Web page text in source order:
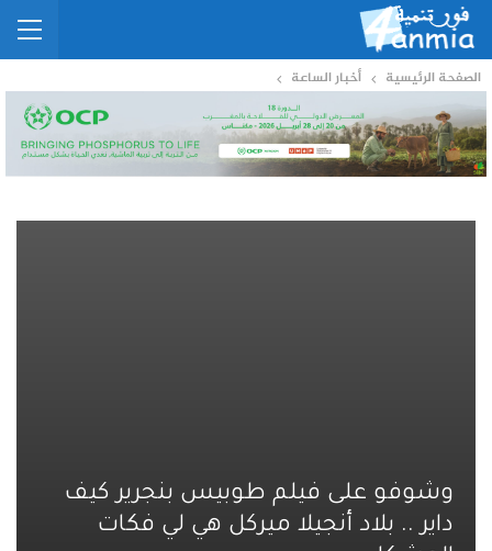
الصفحة الرئيسية أخبار الساعة
وشوفو على فيلم طوبيس بنجرير كيف
داير .. بلاد أنجيلا ميركل هي لي فكات